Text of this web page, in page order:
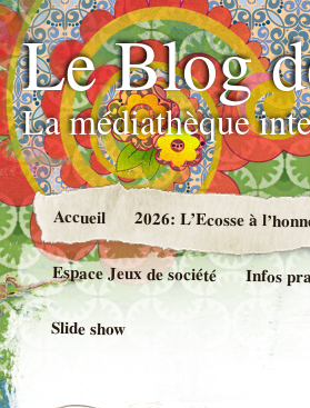
Le Blog
La médiathèque
Accueil 2026: L’Ecosse à
Espace Jeux de société Infos
Slide show